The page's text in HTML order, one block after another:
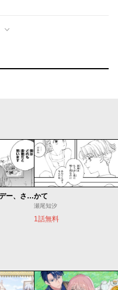
ハッピーバースデー、さよならかて
瀬尾知汐
1話無料